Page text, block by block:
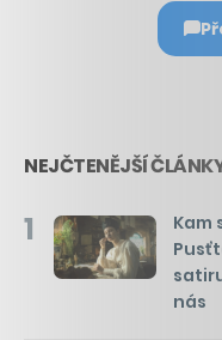
NEJČTENĚJŠÍ
1
Kam
nás